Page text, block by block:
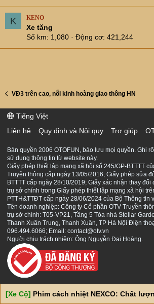
K KENO
Xe tăng
Số km
1,080 Động cơ 421,244
VĐ3 trên cao, nỗi kinh hoàng giao thông HN
Tiếng Việt
Liên hệ
Quy định và Nội quy Trợ giúp
Bản quyền 2006 OTOFUN, bảo lưu mọi quyền. Ghi
sử dụng thông tin từ website này.
Giấy phép thiết lập mạng xã hội số 245/GP-BTTTT
Truyền thông cấp ngày 13/05/2016; Giấy phép sửa
BTTTT cấp ngày 28/10/2019; Giấy xác nhận thay
trụ sở chính trong Giấy phép thiết lập mạng xã hội
PTTH&TTĐT cấp ngày 28/06/2024 của Bộ Thông tin
Tên doanh nghiệp: Công ty Cổ phần OTV Truyền
trụ sở chính: T05-VP21, Tầng 5 Tòa nhà Stellar
Thanh Xuân Trung, Thanh Xuân, TP Hà Nội Điện
096.494.6066; Email: contact@otv.vn
Người chịu trách nhiệm: Ông Nguyễn Đại Hoàng.
[Xe Cộ] Phim cách nhiệt NEXCO: Chất